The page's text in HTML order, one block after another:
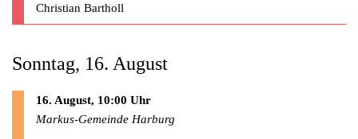
Christian Bartholl
Sonntag, 16. August
16. August, 10:00 Uhr
Markus-Gemeinde Harburg